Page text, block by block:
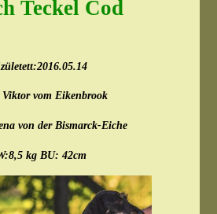
Teckel Cod
vom Eikenbrook
von der Bismarck-Eiche
kg BU: 42cm